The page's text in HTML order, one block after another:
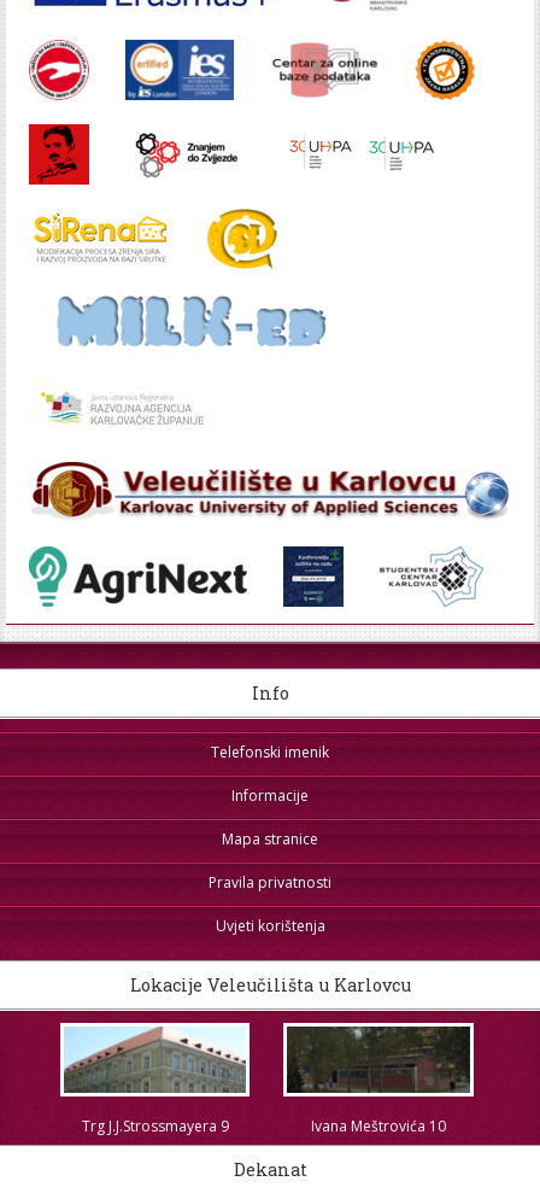
Info
Telefonski imenik
Informacije
Mapa stranice
Pravila privatnosti
Uvjeti korištenja
Lokacije Veleučilišta u Karlovcu
Trg J.J.Strossmayera 9 Ivana Meštrovića 10
Dekanat